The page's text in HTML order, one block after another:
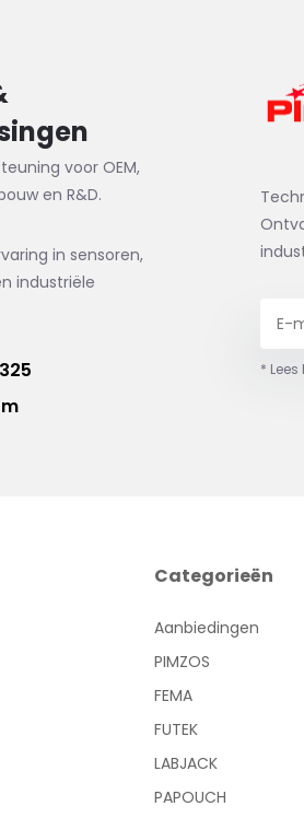
voor OEM,
en R&D.
in sensoren,
industriële
*
Categorieën
Aanbiedingen
PIMZOS
FEMA
FUTEK
LABJACK
PAPOUCH